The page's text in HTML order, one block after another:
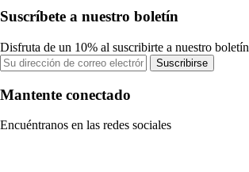
Suscríbete a nuestro boletín
Disfruta de un 10% al suscribirte a nuestro boletín
Suscribirse
Mantente conectado
Encuéntranos en las redes sociales